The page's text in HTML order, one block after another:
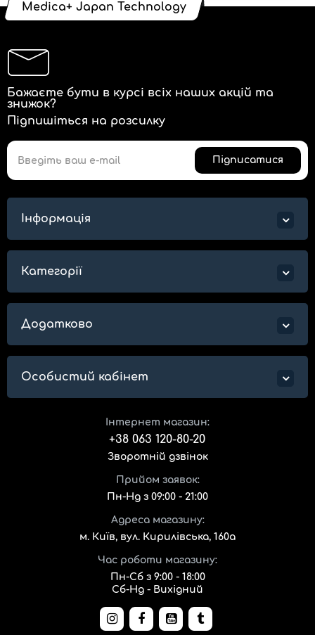
Medica+ Japan Technology
Бажаєте бути в курсі всіх наших акцій та
знижок?
Підпишіться на розсилку
Підписатися
Інформація
Категорії
Додатково
Особистий кабінет
Інтернет магазин:
+38 063 120-80-20
Зворотній дзвінок
Прийом заявок:
Пн-Нд з 09:00 - 21:00
Адреса магазину:
м. Київ, вул. Кирилівська, 160а
Час роботи магазину:
Пн-Сб з 9:00 - 18:00
Сб-Нд - Вихідний